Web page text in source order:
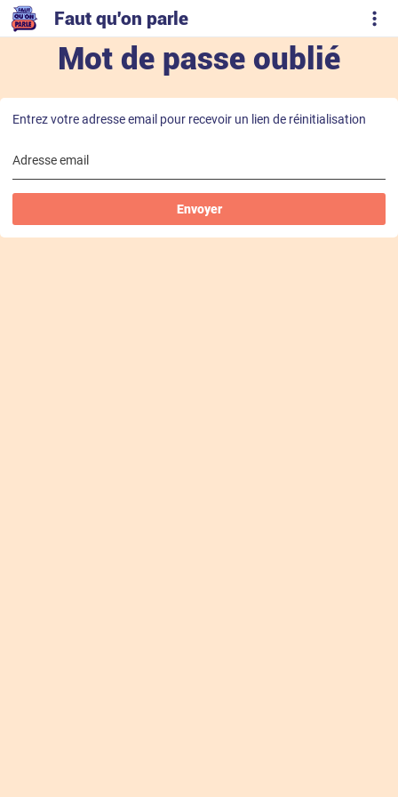
Faut qu'on parle
Mot de passe oublié
Entrez votre adresse email pour recevoir un lien de réinitialisation
Adresse email
Envoyer